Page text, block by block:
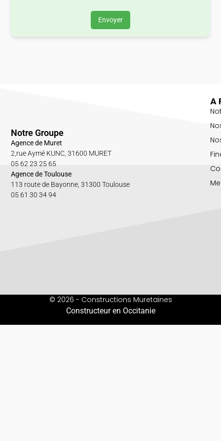
Envoyer
A
Notre Groupe
Agence de Muret
2,rue Aymé KUNC, 31600 MURET
05 62 23 25 65
Agence de Toulouse
113 route de Bayonne, 31300 Toulouse
05 61 30 34 94
© 2026 - Constructions Muretaines
Constructeur en Occitanie